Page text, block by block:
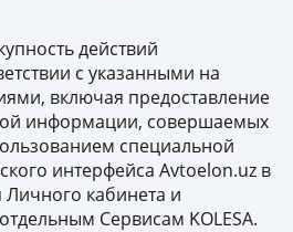
действий
с указанными на
включая предоставление
информации, совершаемых
специальной
интерфейса Avtoelon.uz в
кабинета и
Сервисам KOLESA.